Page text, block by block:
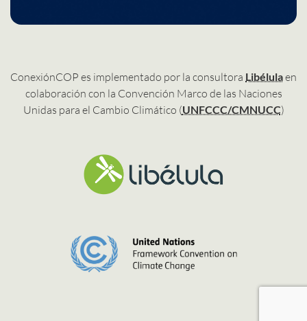
ConexiónCOP es implementado por la consultora Libélulaen
colaboración con la Convención Marco de las Naciones
Unidas para el Cambio Climático (UNFCCC/CMNUCC)